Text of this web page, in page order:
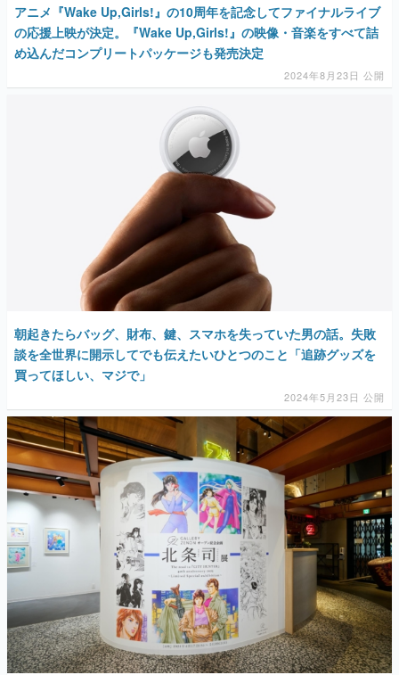
アニメ『Wake Up,Girls!』の10周年を記念してファイナルライブ
の応援上映が決定。『Wake Up,Girls!』の映像・音楽をすべて詰
め込んだコンプリートパッケージも発売決定
2024年8月23日 公開
朝起きたらバッグ、財布、鍵、スマホを失っていた男の話。失敗
談を全世界に開示してでも伝えたいひとつのこと「追跡グッズを
買ってほしい、マジで」
2024年5月23日 公開